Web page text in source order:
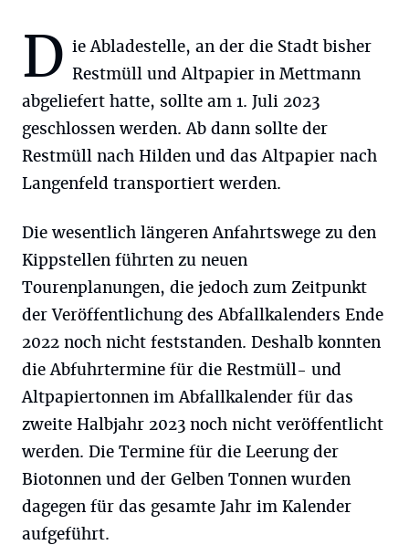
D ie Abladestelle, an der die Stadt bisher
Restmüll und Altpapier in Mettmann
abgeliefert hatte, sollte am 1. Juli 2023
geschlossen werden. Ab dann sollte der
Restmüll nach Hilden und das Altpapier nach
Langenfeld transportiert werden.
Die wesentlich längeren Anfahrtswege zu den
Kippstellen führten zu neuen
Tourenplanungen, die jedoch zum Zeitpunkt
der Veröffentlichung des Abfallkalenders Ende
2022 noch nicht feststanden. Deshalb konnten
die Abfuhrtermine für die Restmüll- und
Altpapiertonnen im Abfallkalender für das
zweite Halbjahr 2023 noch nicht veröffentlicht
werden. Die Termine für die Leerung der
Biotonnen und der Gelben Tonnen wurden
dagegen für das gesamte Jahr im Kalender
aufgeführt.